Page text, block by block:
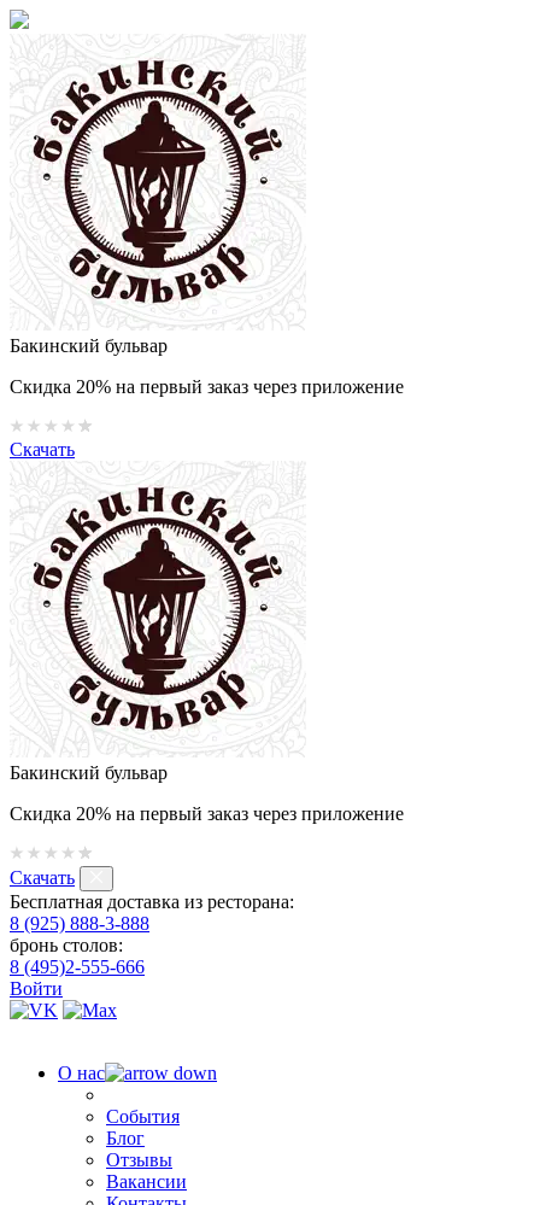
Бакинский бульвар
Скидка 20% на первый заказ через приложение
Скачать
Бакинский бульвар
Скидка 20% на первый заказ через приложение
Скачать
Бесплатная доставка из ресторана:
8 (925) 888-3-888
бронь столов:
8 (495)2-555-666
Войти
О нас
События
Блог
Отзывы
Вакансии